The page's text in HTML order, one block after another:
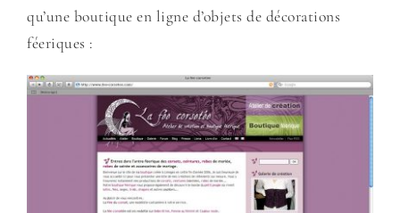
qu’une boutique en ligne d’objets de décorations
féeriques :